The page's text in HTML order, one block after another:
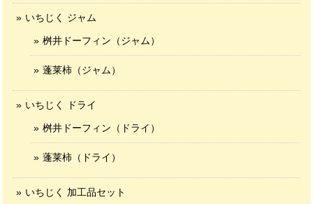
いちじく ジャム
桝井ドーフィン（ジャム）
蓬莱柿（ジャム）
いちじく ドライ
桝井ドーフィン（ドライ）
蓬莱柿（ドライ）
いちじく 加工品セット